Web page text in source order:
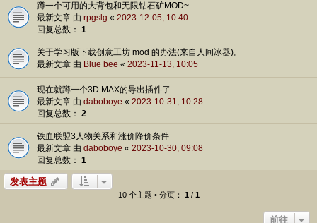
蹲一个可用的大背包和无限钻石矿MOD~
最新文章 由 rpgslg « 2023-12-05, 10:40
回复总数： 1
关于学习版下载创意工坊 mod 的办法(来自人间冰器)。
最新文章 由 Blue bee « 2023-11-13, 10:05
现在就蹲一个3D MAX的导出插件了
最新文章 由 daboboye « 2023-10-31, 10:28
回复总数： 2
铁血联盟3人物关系和涨价降价条件
最新文章 由 daboboye « 2023-10-30, 09:08
回复总数： 1
发表主题
10 个主题 • 分页： 1 / 1
前往